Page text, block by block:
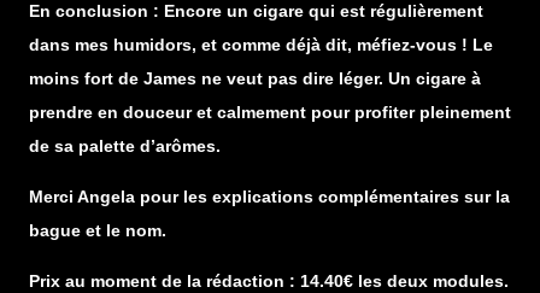
En conclusion : Encore un cigare qui est régulièrement
dans mes humidors, et comme déjà dit, méfiez-vous ! Le
moins fort de James ne veut pas dire léger. Un cigare à
prendre en douceur et calmement pour profiter pleinement
de sa palette d’arômes.
Merci Angela pour les explications complémentaires sur la
bague et le nom.
Prix au moment de la rédaction : 14.40€ les deux modules.